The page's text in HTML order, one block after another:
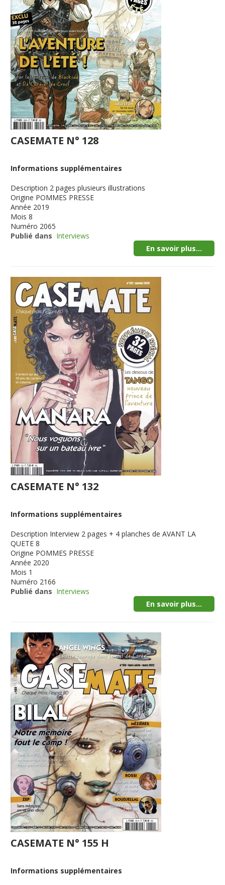
CASEMATE N° 128
Informations supplémentaires
Description 2 pages plusieurs illustrations
Origine POMMES PRESSE
Année 2019
Mois 8
Numéro 2065
Publié dans Interviews
En savoir plus...
CASEMATE N° 132
Informations supplémentaires
Description Interview 2 pages + 4 planches de AVANT LA
QUETE 8
Origine POMMES PRESSE
Année 2020
Mois 1
Numéro 2166
Publié dans Interviews
En savoir plus...
CASEMATE N° 155 H
Informations supplémentaires